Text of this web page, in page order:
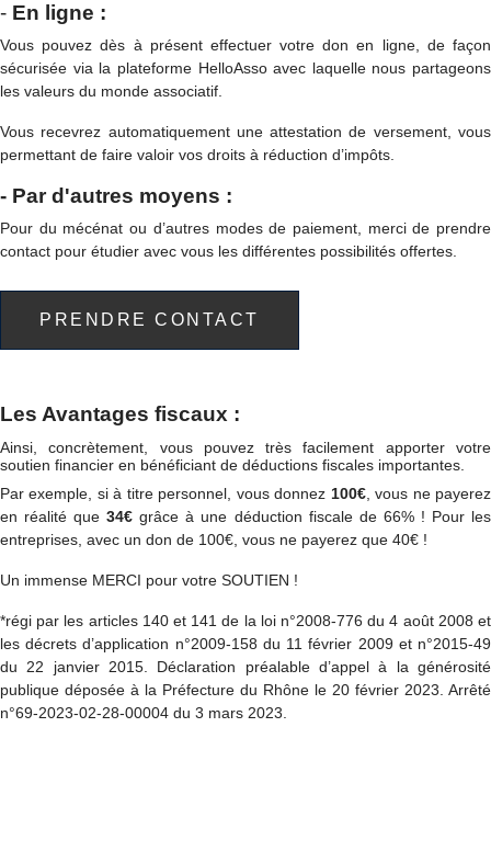
- En ligne :
Vous pouvez dès à présent effectuer votre don en ligne, de façon
sécurisée via la plateforme HelloAsso avec laquelle nous partageons
les valeurs du monde associatif.
Vous recevrez automatiquement une attestation de versement, vous
permettant de faire valoir vos droits à réduction d’impôts.
- Par d'autres moyens :
Pour du mécénat ou d’autres modes de paiement, merci de prendre
contact pour étudier avec vous les différentes possibilités offertes.
PRENDRE CONTACT
Les Avantages fiscaux :
Ainsi, concrètement, vous pouvez très facilement apporter votre
soutien financier en bénéficiant de déductions fiscales importantes.
Par exemple, si à titre personnel, vous donnez 100€, vous ne payerez
en réalité que34€ grâce à une déduction fiscale de 66% ! Pour les
entreprises, avec un don de 100€, vous ne payerez que 40€ !
Un immense MERCI pour votre SOUTIEN !
*régi par les articles 140 et 141 de la loi n°2008-776 du 4 août 2008 et
les décrets d’application n°2009-158 du 11 février 2009 et n°2015-49
du 22 janvier 2015. Déclaration préalable d’appel à la générosité
publique déposée à la Préfecture du Rhône le 20 février 2023. Arrêté
n°69-2023-02-28-00004 du 3 mars 2023.